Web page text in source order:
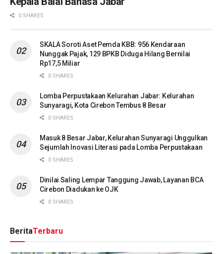
0 SHARES
SKALA Soroti Aset Pemda KBB: 956 Kendaraan
Nunggak Pajak, 129 BPKB Diduga Hilang Bernilai
Rp17,5 Miliar
0 SHARES
Lomba Perpustakaan Kelurahan Jabar: Kelurahan
Sunyaragi, Kota Cirebon Tembus 8 Besar
0 SHARES
Masuk 8 Besar Jabar, Kelurahan Sunyaragi Unggulkan
Sejumlah Inovasi Literasi pada Lomba Perpustakaan
0 SHARES
Dinilai Saling Lempar Tanggung Jawab, Layanan BCA
Cirebon Diadukan ke OJK
0 SHARES
BeritaTerbaru